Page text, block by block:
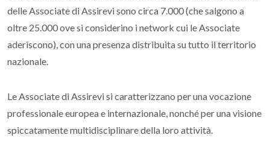
delle Associate di Assirevi sono circa 7.000 (che salgono a
oltre 25.000 ove si considerino i network cui le Associate
aderiscono), con una presenza distribuita su tutto il territorio
nazionale.
Le Associate di Assirevi si caratterizzano per una vocazione
professionale europea e internazionale, nonché per una visione
spiccatamente multidisciplinare della loro attività.